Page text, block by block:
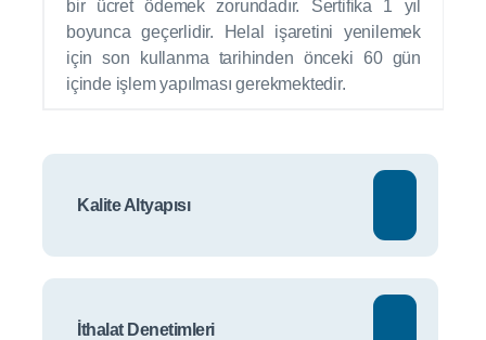
Kalite Altyapısı
İthalat Denetimleri
bir ücret ödemek zorundadır. Sertifika 1 yıl
boyunca geçerlidir. Helal işaretini yenilemek
için son kullanma tarihinden önceki 60 gün
içinde işlem yapılması gerekmektedir.